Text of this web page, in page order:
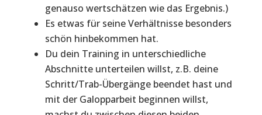
genauso wertschätzen wie das Ergebnis.)
Es etwas für seine Verhältnisse besonders
schön hinbekommen hat.
Du dein Training in unterschiedliche
Abschnitte unterteilen willst, z.B. deine
Schritt/Trab-Übergänge beendet hast und
mit der Galopparbeit beginnen willst,